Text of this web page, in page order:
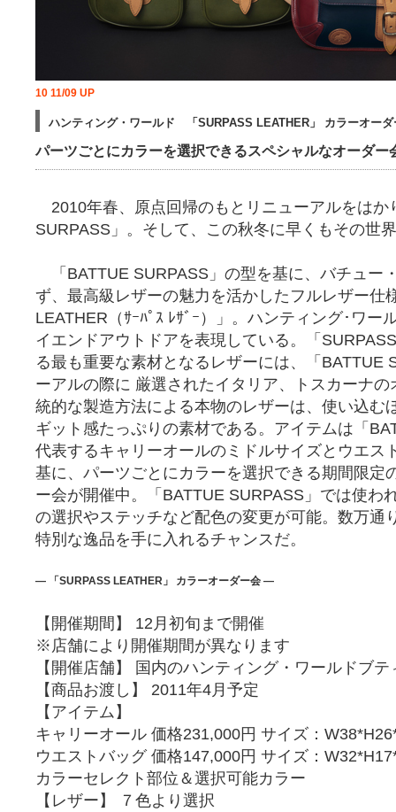
10 11/09 UP
ハンティング・ワールド 「SURPASS LEATHER」 カラーオーダ
パーツごとにカラーを選択できるスペシャルなオーダー
2010年春、原点回帰のもとリニューアルをはか
SURPASS」。そして、この秋冬に早くもその世
「BATTUE SURPASS」の型を基に、バチュー
ず、最高級レザーの魅力を活かしたフルレザー仕
LEATHER（ｻｰﾊﾟｽ ﾚｻﾞｰ）」。ハンティング･ワー
イエンドアウトドアを表現している。「
る最も重要な素材となるレザーには、「BATTUE
ーアルの際に 厳選されたイタリア、トスカーナ
統的な製造方法による本物のレザーは、使い込む
ギット感たっぷりの素材である。アイテムは「
代表するキャリーオールのミドルサイズとウエス
基に、パーツごとにカラーを選択できる期間限定
ー会が開催中。「BATTUE SURPASS」では使わ
の選択やステッチなど配色の変更が可能。数万通
特別な逸品を手に入れるチャンスだ。
― 「SURPASS LEATHER」 カラーオーダー会 ―
【開催期間】 12月初旬まで開催
※店舗により開催期間が異なります
【開催店舗】 国内のハンティング・ワールドブ
【商品お渡し】 2011年4月予定
【アイテム】
キャリーオール 価格231,000円 サイズ：
ウエストバッグ 価格147,000円 サイズ：
カラーセレクト部位＆選択可能カラー
【レザー】 ７色より選択